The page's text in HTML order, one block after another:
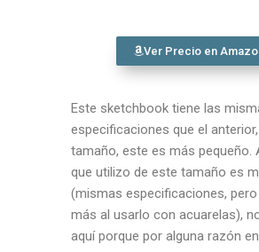
Ver Precio en
Este sketchbook tiene las
especificaciones que el
tamaño, este es más pequeño.
que utilizo de este tamaño es
(mismas especificaciones,
más al usarlo con acuarelas),
aquí porque por alguna razón